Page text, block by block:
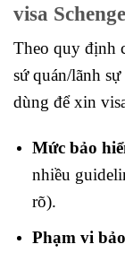
visa
Theo quy định
sứ quán/lãnh
dùng để xin
Mức bảo
nhiều
rõ).
Phạm vi